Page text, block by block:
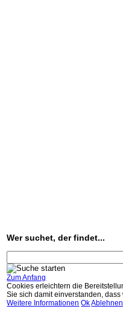
Wer suchet, der findet...
Zum Anfang
Cookies erleichtern die
Sie sich damit einverstanden,
Weitere Informationen OkAblehnen